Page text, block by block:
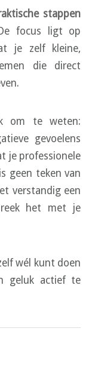
stappen
focus ligt op
je zelf kleine,
die direct
om te weten:
gevoelens
je professionele
geen teken van
verstandig een
het met je
wél kunt doen
geluk actief te